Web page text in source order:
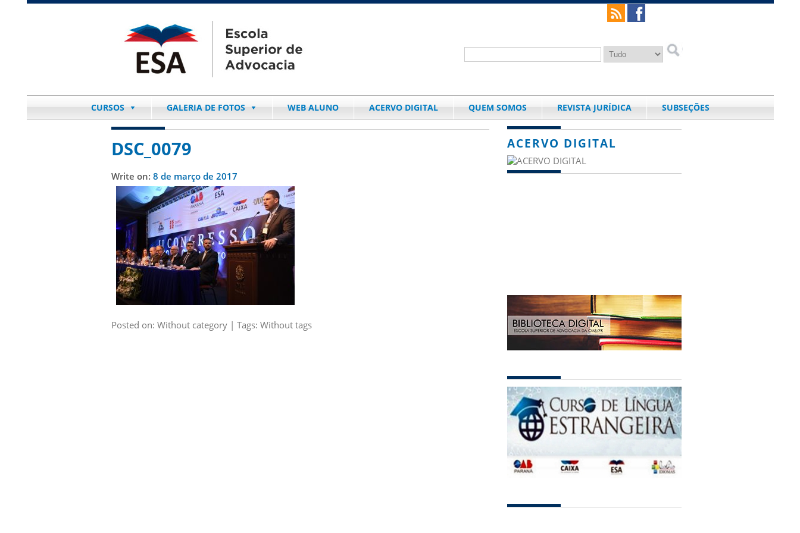
CURSOS GALERIA DE FOTOS WEB ALUNO ACERVO DIGITAL QUEM SOMOS REVISTA JURÍDICA SUBSEÇÕES
DSC_0079
Write on: 8 de março de 2017
Posted on: Without category | Tags: Without tags
ACERVO DIGITAL